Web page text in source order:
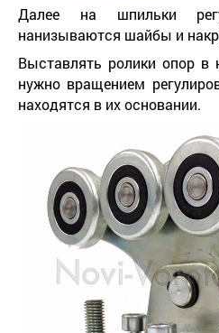
Далее на шпильки
нанизываются шайбы и
Выставлять ролики опор в
нужно вращением
находятся в их основании.